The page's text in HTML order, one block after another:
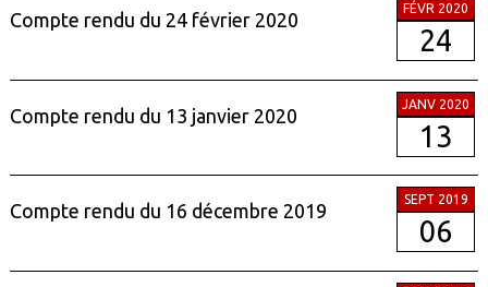
Compte rendu du 24 février 2020
FÉVR 2020
24
Compte rendu du 13 janvier 2020
JANV 2020
13
Compte rendu du 16 décembre 2019
SEPT 2019
06